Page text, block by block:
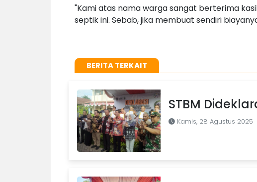
"Kami atas nama warga sangat berterima
septik ini. Sebab, jika membuat sendiri
BERITA TERKAIT
STBM
Kamis, 28 Agustus 2025